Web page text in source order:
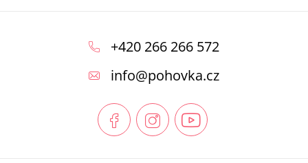
+420 266 266 572
info@pohovka.cz